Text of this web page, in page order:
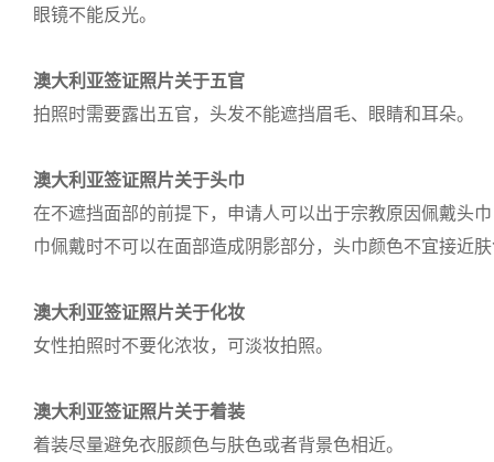
眼镜不能反光。
澳大利亚签证照片关于五官
拍照时需要露出五官，头发不能遮挡眉毛、眼睛和耳朵。
澳大利亚签证照片关于头巾
在不遮挡面部的前提下，申请人可以出于宗教原因佩戴头
巾佩戴时不可以在面部造成阴影部分，头巾颜色不宜接近
澳大利亚签证照片关于化妆
女性拍照时不要化浓妆，可淡妆拍照。
澳大利亚签证照片关于着装
着装尽量避免衣服颜色与肤色或者背景色相近。